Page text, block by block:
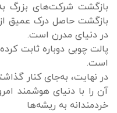
بازگشت شرکت‌های بزرگ
بازگشت حاصل درک عمیق
در دنیای مدرن است.
پالت چوبی دوباره ثابت
است.
در نهایت، به‌جای کنار
آن را با دنیای هوشمند
خردمندانه به ریشه‌ها